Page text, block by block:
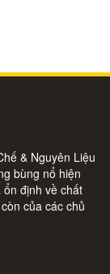
& Nguyên Liệu
bùng nổ hiện
định về chất
của các chủ